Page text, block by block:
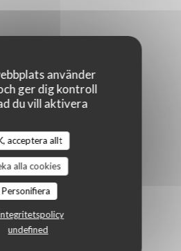
använder
ger dig kontroll
du vill aktivera
acceptera allt
alla cookies
Personifiera
undefined